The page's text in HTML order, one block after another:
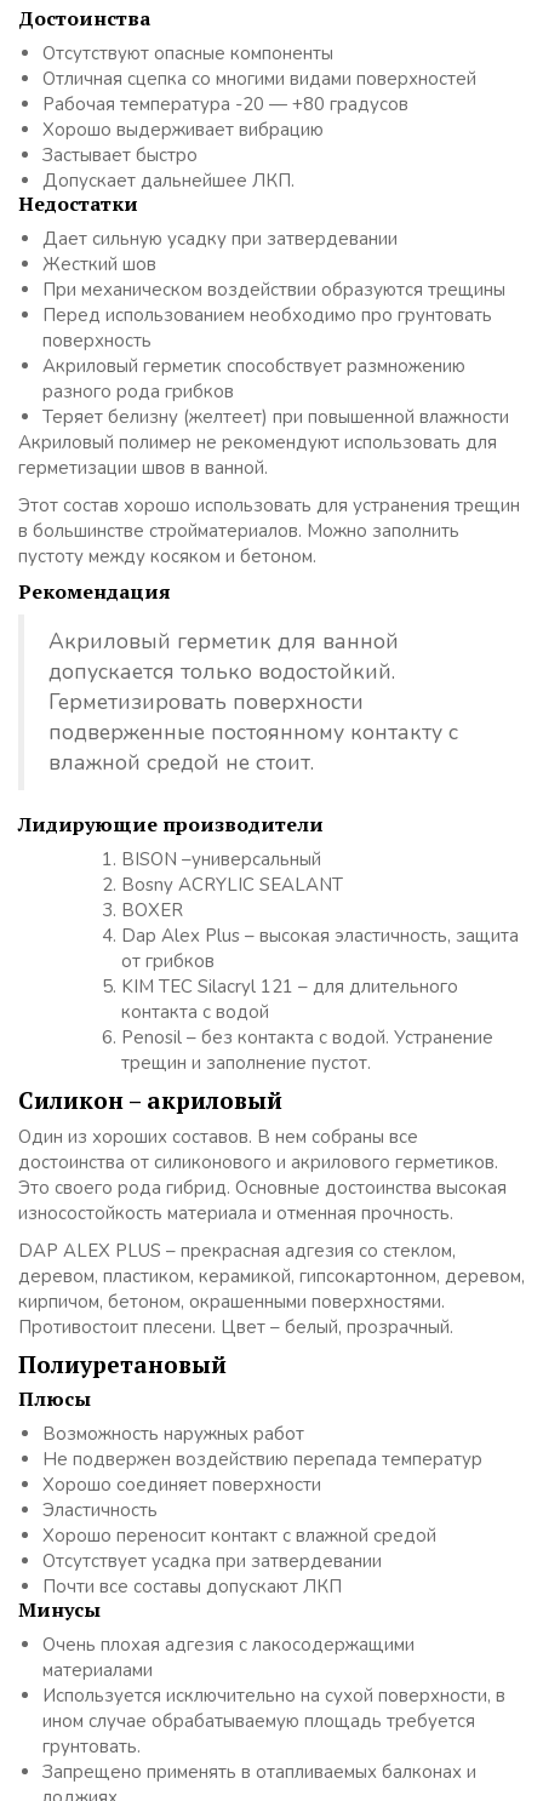
Достоинства
Отсутствуют опасные компоненты
Отличная сцепка со многими видами поверхностей
Рабочая температура -20 — +80 градусов
Хорошо выдерживает вибрацию
Застывает быстро
Допускает дальнейшее ЛКП.
Недостатки
Дает сильную усадку при затвердевании
Жесткий шов
При механическом воздействии образуются трещины
Перед использованием необходимо про грунтовать
поверхность
Акриловый герметик способствует размножению
разного рода грибков
Теряет белизну (желтеет) при повышенной влажности
Акриловый полимер не рекомендуют использовать для
герметизации швов в ванной.
Этот состав хорошо использовать для устранения трещин
в большинстве стройматериалов. Можно заполнить
пустоту между косяком и бетоном.
Рекомендация
Акриловый герметик для ванной
допускается только водостойкий.
Герметизировать поверхности
подверженные постоянному контакту с
влажной средой не стоит.
Лидирующие производители
BISON –универсальный
Bosny ACRYLIC SEALANT
BOXER
Dap Alex Plus – высокая эластичность, защита
от грибков
KIM TEC Silacryl 121 – для длительного
контакта с водой
Penosil – без контакта с водой. Устранение
трещин и заполнение пустот.
Силикон – акриловый
Один из хороших составов. В нем собраны все
достоинства от силиконового и акрилового герметиков.
Это своего рода гибрид. Основные достоинства высокая
износостойкость материала и отменная прочность.
DAP ALEX PLUS – прекрасная адгезия со стеклом,
деревом, пластиком, керамикой, гипсокартонном, деревом,
кирпичом, бетоном, окрашенными поверхностями.
Противостоит плесени. Цвет – белый, прозрачный.
Полиуретановый
Плюсы
Возможность наружных работ
Не подвержен воздействию перепада температур
Хорошо соединяет поверхности
Эластичность
Хорошо переносит контакт с влажной средой
Отсутствует усадка при затвердевании
Почти все составы допускают ЛКП
Минусы
Очень плохая адгезия с лакосодержащими
материалами
Используется исключительно на сухой поверхности, в
ином случае обрабатываемую площадь требуется
грунтовать.
Запрещено применять в отапливаемых балконах и